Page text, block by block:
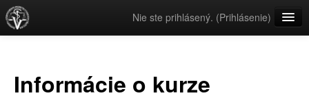
Nie ste prihlásený. (Prihlásenie)
Informácie o kurze